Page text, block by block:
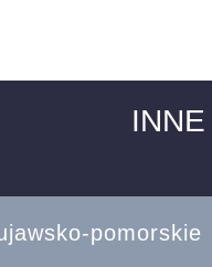
pomorskie